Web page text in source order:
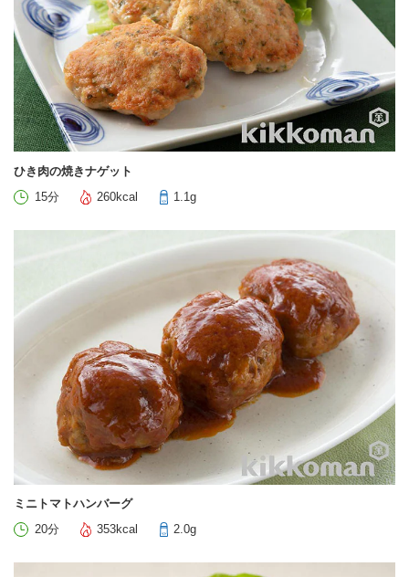
ひき肉の焼きナゲット
15分
260kcal 1.1g
ミニトマトハンバーグ
20分
353kcal 2.0g